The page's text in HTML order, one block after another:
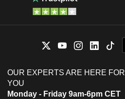
OUR EXPERTS ARE HERE FOR
YOU
Monday - Friday 9am-6pm CET